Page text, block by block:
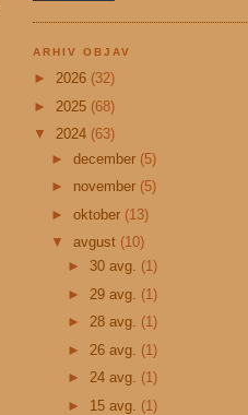
ARHIV OBJAV
► 2026 (32)
► 2025 (68)
▼ 2024 (63)
► december (5)
► november (5)
► oktober (13)
▼ avgust (10)
► 30 avg. (1)
► 29 avg. (1)
►28 avg. (1)
► 26 avg. (1)
►24 avg. (1)
► 15 avg. (1)